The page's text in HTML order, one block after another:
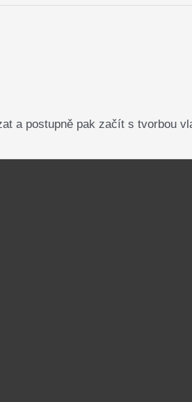
a postupně pak začít s tvorbou